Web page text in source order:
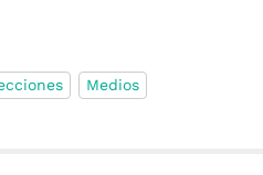
Medios